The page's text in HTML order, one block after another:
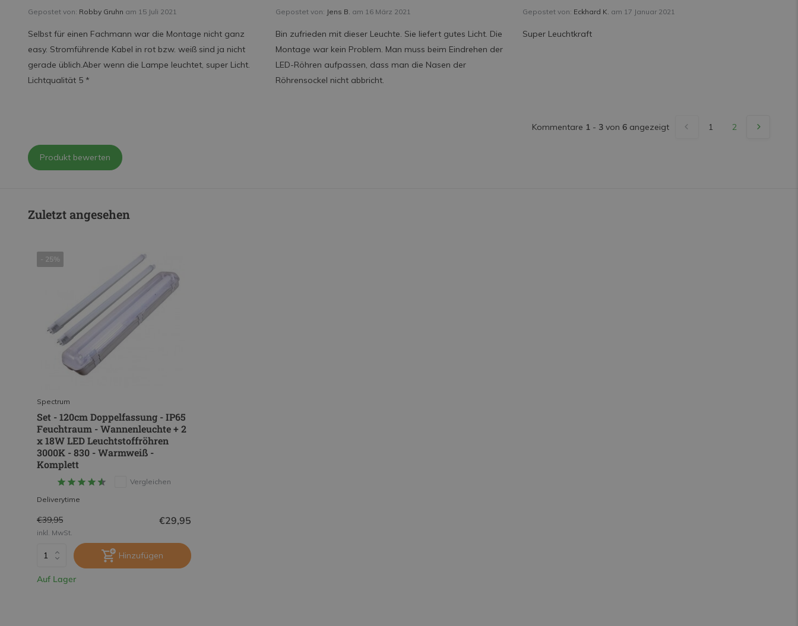
Gepostet von: Robby Gruhn am 15 Juli 2021
Selbst für einen Fachmann war die Montage nicht ganz
easy. Stromführende Kabel in rot bzw. weiß sind ja nicht
gerade üblich.Aber wenn die Lampe leuchtet, super Licht.
Lichtqualität 5 *
Gepostet von: Jens B. am 16 März 2021
Bin zufrieden mit dieser Leuchte. Sie liefert gutes Licht. Die
Montage war kein Problem. Man muss beim Eindrehen der
LED-Röhren aufpassen, dass man die Nasen der
Röhrensockel nicht abbricht.
Gepostet von: Eckhard K. am 17 Januar 2021
Super Leuchtkraft
Kommentare 1 - 3 von 6 angezeigt 1 2
Produkt bewerten
Zuletzt angesehen
- 25%
Spectrum
Set - 120cm Doppelfassung - IP65
Feuchtraum - Wannenleuchte + 2
x 18W LED Leuchtstoffröhren
3000K - 830 - Warmweiß -
Komplett
Vergleichen
Deliverytime
€39,95 €29,95
inkl. MwSt.
Hinzufügen
Auf Lager